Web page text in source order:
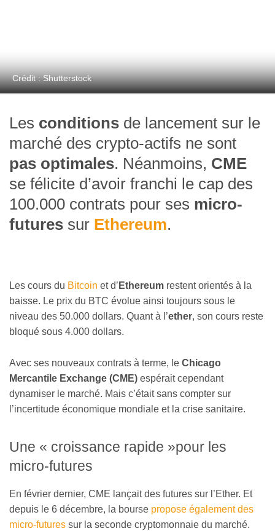
Crédit : Shutterstock
Les conditions de lancement sur le
marché des crypto-actifs ne sont
pas optimales. Néanmoins, CME
se félicite d’avoir franchi le cap des
100.000 contrats pour ses micro-
futures sur Ethereum.
Les cours du Bitcoin et d’ Ethereum restent orientés à la
baisse. Le prix du BTC évolue ainsi toujours sous le
niveau des 50.000 dollars. Quant à l’ether, son cours reste
bloqué sous 4.000 dollars.
Avec ses nouveaux contrats à terme, le Chicago
Mercantile Exchange (CME) espérait cependant
dynamiser le marché. Mais c’était sans compter sur
l’incertitude économique mondiale et la crise sanitaire.
Une « croissance rapide »pour les
micro-futures
En février dernier, CME lançait des futures sur l’Ether. Et
depuis le 6 décembre, la bourse propose également des
micro-futures sur la seconde cryptomonnaie du marché.